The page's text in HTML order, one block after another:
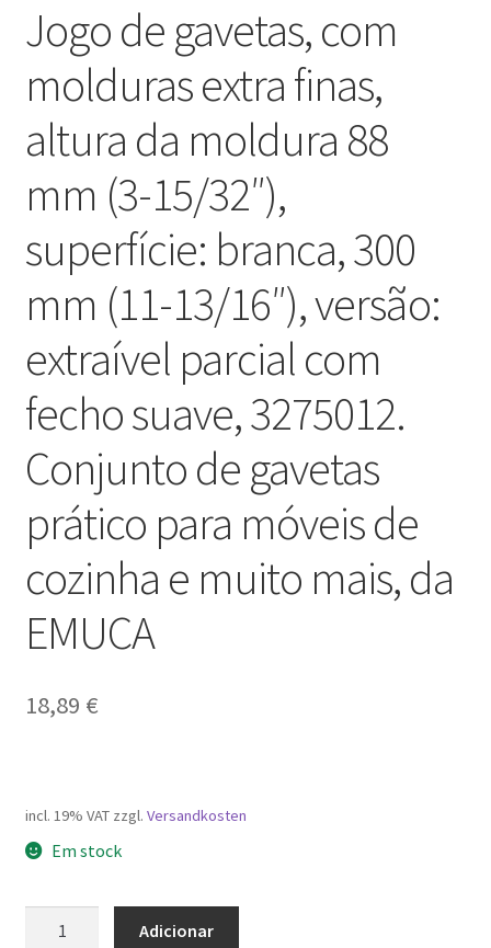
Jogo de gavetas, com
molduras extra finas,
altura da moldura 88
mm (3-15/32″),
superfície: branca, 300
mm (11-13/16″), versão:
extraível parcial com
fecho suave, 3275012.
Conjunto de gavetas
prático para móveis de
cozinha e muito mais, da
EMUCA
18,89 €
incl. 19% VAT zzgl. Versandkosten
Em stock
Adicionar